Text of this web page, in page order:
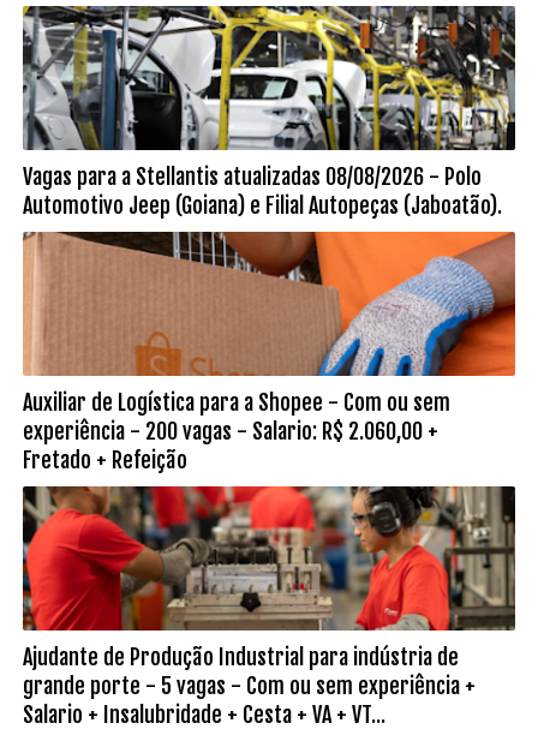
Vagas para a Stellantis atualizadas 08/08/2026 - Polo
Automotivo Jeep (Goiana) e Filial Autopeças (Jaboatão).
Auxiliar de Logística para a Shopee - Com ou sem
experiência - 200 vagas - Salario: R$ 2.060,00 +
Fretado + Refeição
Ajudante de Produção Industrial para indústria de
grande porte - 5 vagas - Com ou sem experiência +
Salario + Insalubridade + Cesta + VA + VT...